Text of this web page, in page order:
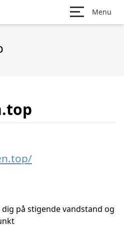
Menu
på stigende vandstand og